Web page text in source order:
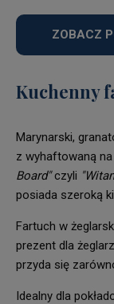
ZOBACZ
Kuchenny
Marynarski,
z wyhaftowaną
Board"czyli
posiada szeroką
Fartuch w
prezent dla
przyda się
Idealny dla